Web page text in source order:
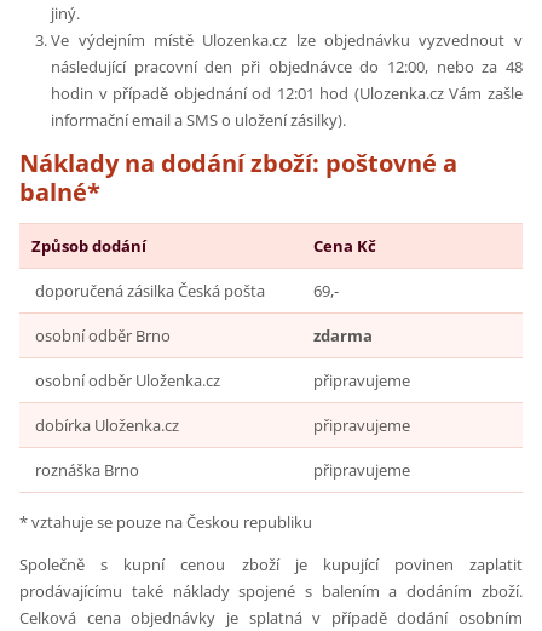
jiný.
Ve výdejním místě Ulozenka.cz lze objednávku vyzvednout v
následující pracovní den při objednávce do 12:00, nebo za 48
hodin v případě objednání od 12:01 hod (Ulozenka.cz Vám zašle
informační email a SMS o uložení zásilky).
Náklady na dodání zboží: poštovné a
balné*
Způsob dodání Cena Kč
doporučená zásilka Česká pošta 69,-
osobní odběr Brno zdarma
osobní odběr Uloženka.cz připravujeme
dobírka Uloženka.cz připravujeme
roznáška Brno připravujeme
* vztahuje se pouze na Českou republiku
Společně s kupní cenou zboží je kupující povinen zaplatit
prodávajícímu také náklady spojené s balením a dodáním zboží.
Celková cena objednávky je splatná v případě dodání osobním